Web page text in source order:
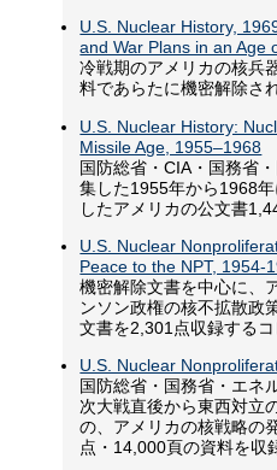
U.S. Nuclear History,
and War Plans in an Age
冷戦期のアメリカの核兵
料であらたに機密解除さ
U.S. Nuclear History:
Missile Age, 1955–1968
国防総省・CIA・国務省
集した1955年から1968
したアメリカの公文書
U.S. Nuclear
Peace to the NPT, 1954-
機密解除文書を中心に、
ンソン政権の核不拡散政
文書を2,301点収録する
U.S. Nuclear
国防総省・国務省・エネ
次大戦直後から東西対立
の、アメリカの核戦略の
点・14,000頁の資料を収